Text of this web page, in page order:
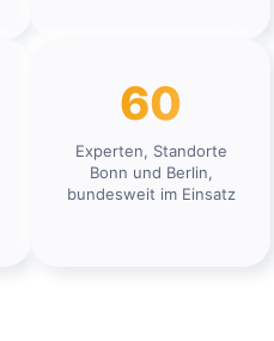
60
Experten, Standorte
Bonn und Berlin,
bundesweit im Einsatz